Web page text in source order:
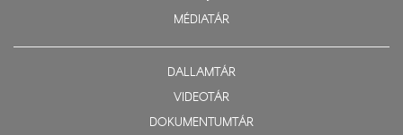
MÉDIATÁR
DALLAMTÁR
VIDEOTÁR
DOKUMENTUMTÁR